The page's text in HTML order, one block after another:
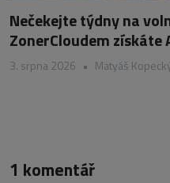
Nečekejte týdny na
ZonerCloudem získáte
3. srpna 2026 • Matyáš
1 komentář